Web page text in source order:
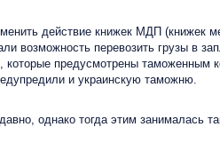
действие книжек МДП (книжек
возможность перевозить грузы в
предусмотрены
и украинскую таможню.
однако тогда этим занималась